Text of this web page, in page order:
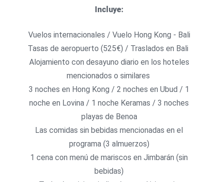
Incluye:
Vuelos internacionales / Vuelo Hong Kong - Bali
Tasas de aeropuerto (525€) / Traslados en Bali
Alojamiento con desayuno diario en los hoteles
mencionados o similares
3 noches en Hong Kong / 2 noches en Ubud / 1
noche en Lovina / 1 noche Keramas / 3 noches
playas de Benoa
Las comidas sin bebidas mencionadas en el
programa (3 almuerzos)
1 cena con menú de mariscos en Jimbarán (sin
bebidas)